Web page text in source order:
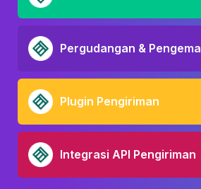
Pergudangan &
Plugin Pengiriman
Integrasi API Pengiriman